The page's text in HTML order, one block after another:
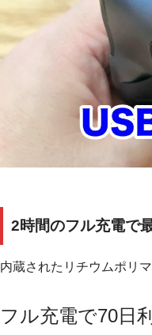
2時間のフル充電で
内蔵されたリチウムポリマ
フル充電で70日